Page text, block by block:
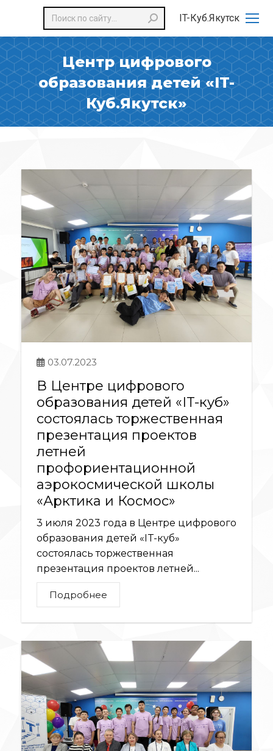
IT-Куб.Якутск
Поиск:
Центр цифрового
образования детей «IT-
Куб.Якутск»
03.07.2023
В Центре цифрового
образования детей «IT-куб»
состоялась торжественная
презентация проектов
летней
профориентационной
аэрокосмической школы
«Арктика и Космос»
3 июля 2023 года в Центре цифрового
образования детей «IT-куб»
состоялась торжественная
презентация проектов летней...
Подробнее